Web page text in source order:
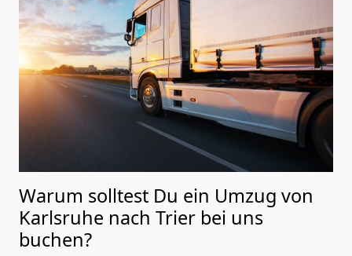
Warum solltest Du ein Umzug von
Karlsruhe nach Trier bei uns
buchen?